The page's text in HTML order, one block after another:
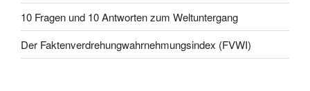
10 Fragen und 10 Antworten zum Weltuntergang
Der Faktenverdrehungwahrnehmungsindex (FVWI)